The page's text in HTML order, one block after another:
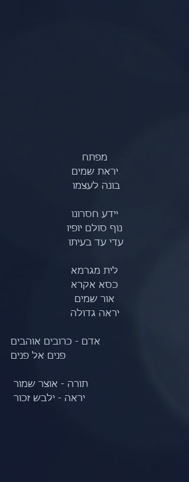
מפתח
יראת שמים
בונה לעצמו
יידע חסרונו
נוף סולם יופיו
עדי עד בעיתו
לית מגרמא
כסא אקרא
אור שמים
יראה גדולה
אדם - כרובים אוהבים
תורה - אוצר שמור
יראה - ילבש זכור